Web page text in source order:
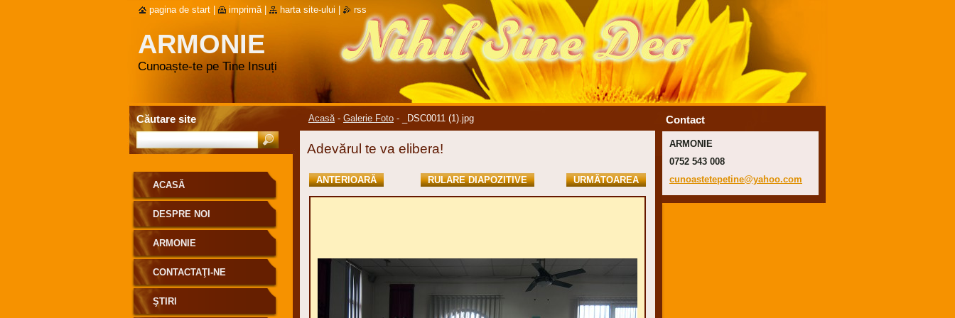
ARMONIE
Cunoaște-te pe Tine Insuți
Acasă - Galerie Foto - _DSC0011 (1).jpg
Adevărul te va elibera!
ANTERIOARĂ RULARE DIAPOZITIVE URMĂTOAREA
ACASĂ
DESPRE NOI
ARMONIE
CONTACTAŢI-NE
ŞTIRI
Contact
ARMONIE
0752 543 008
cunoastetepetine@yahoo.com
Căutare site
pagina de start imprimă harta site-ului rss